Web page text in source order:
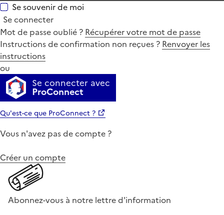
Se souvenir de moi
Se connecter
Mot de passe oublié ? Récupérer votre mot de passe
Instructions de confirmation non reçues ? Renvoyer les
instructions
ou
Se connecter avec
ProConnect
Qu'est-ce que ProConnect ?
Vous n'avez pas de compte ?
Créer un compte
Abonnez-vous à notre lettre d'information